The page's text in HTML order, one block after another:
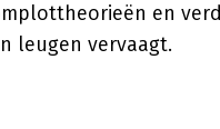
en
leugen vervaagt.